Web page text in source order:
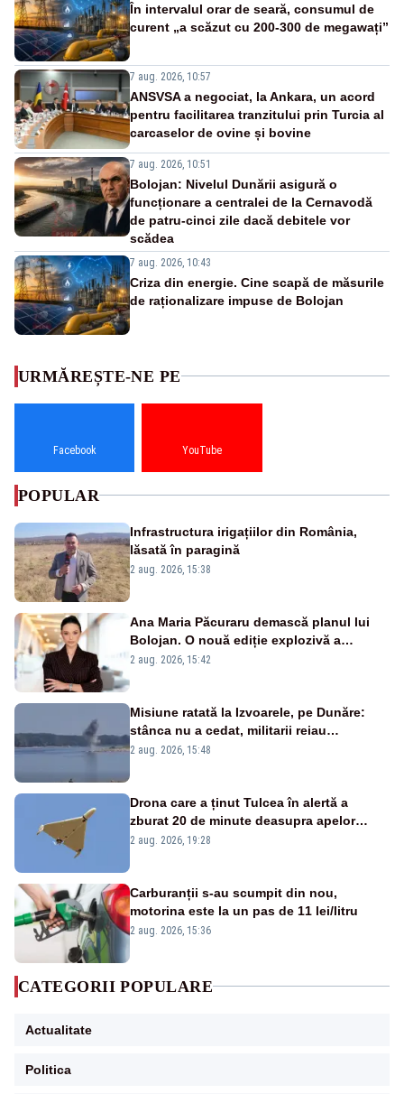
În intervalul orar de seară, consumul de
curent „a scăzut cu 200-300 de megawați”
7 aug. 2026, 10:57
ANSVSA a negociat, la Ankara, un acord
pentru facilitarea tranzitului prin Turcia al
carcaselor de ovine și bovine
7 aug. 2026, 10:51
Bolojan: Nivelul Dunării asigură o
funcționare a centralei de la Cernavodă
de patru-cinci zile dacă debitele vor
scădea
7 aug. 2026, 10:43
Criza din energie. Cine scapă de măsurile
de raționalizare impuse de Bolojan
URMĂREȘTE-NE PE
Facebook YouTube
POPULAR
Infrastructura irigațiilor din România,
lăsată în paragină
2 aug. 2026, 15:38
Ana Maria Păcuraru demască planul lui
Bolojan. O nouă ediție explozivă a
emisiunii „Miza Zilei” la Realitatea PLUS
2 aug. 2026, 15:42
Misiune ratată la Izvoarele, pe Dunăre:
stânca nu a cedat, militarii reiau
detonările luni – VIDEO
2 aug. 2026, 15:48
Drona care a ținut Tulcea în alertă a
zburat 20 de minute deasupra apelor
României. Au fost ridicate două F-16
2 aug. 2026, 19:28
Carburanții s-au scumpit din nou,
motorina este la un pas de 11 lei/litru
2 aug. 2026, 15:36
CATEGORII POPULARE
Actualitate
Politica